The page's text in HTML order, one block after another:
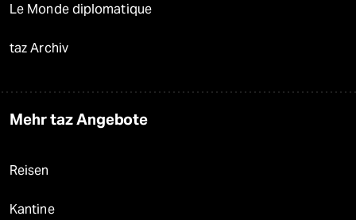
Le Monde diplomatique
taz Archiv
Mehr taz Angebote
Reisen
Kantine